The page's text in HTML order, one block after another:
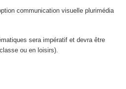
communication visuelle plurimédia
sera impératif et devra être
ou en loisirs).